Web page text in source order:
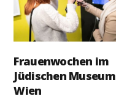
Frauenwochen im
Jüdischen Museum
Wien